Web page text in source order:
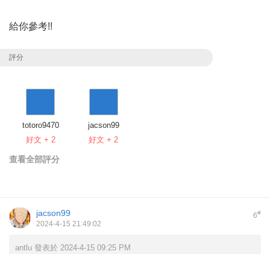
給你參考!!
評分
totoro9470
好文 + 2
jacson99
好文 + 2
查看全部評分
6#
jacson99
2024-4-15 21:49:02
antlu 發表於 2024-4-15 09:25 PM